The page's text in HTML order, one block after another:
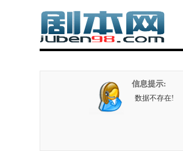
信息提示:
数据不存在!